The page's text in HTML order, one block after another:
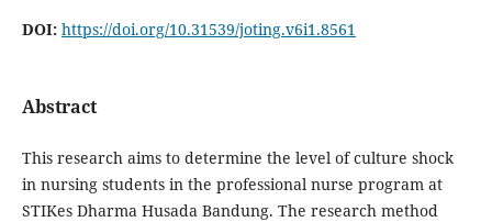
DOI: https://doi.org/10.31539/joting.v6i1.8561
Abstract
This research aims to determine the level of culture shock
in nursing students in the professional nurse program at
STIKes Dharma Husada Bandung. The research method